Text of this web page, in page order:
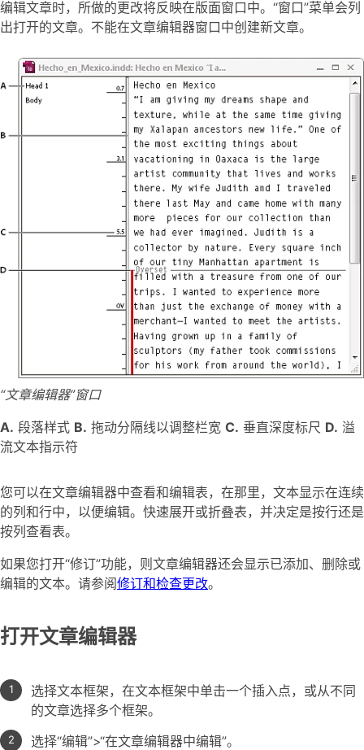
编辑文章时，所做的更改将反映在版面窗口中。“窗口”菜单会列
出打开的文章。不能在文章编辑器窗口中创建新文章。
“文章编辑器”窗口
A. 段落样式 B. 拖动分隔线以调整栏宽 C. 垂直深度标尺 D. 溢
流文本指示符
您可以在文章编辑器中查看和编辑表，在那里，文本显示在连续
的列和行中，以便编辑。快速展开或折叠表，并决定是按行还是
按列查看表。
如果您打开“修订”功能，则文章编辑器还会显示已添加、删除或
编辑的文本。请参阅修订和检查更改。
打开文章编辑器
选择文本框架，在文本框架中单击一个插入点，或从不同
的文章选择多个框架。
选择“编辑”>“在文章编辑器中编辑”。